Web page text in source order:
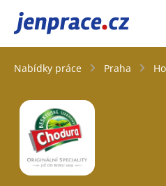
JenPráce.cz
Nabídky práce Praha